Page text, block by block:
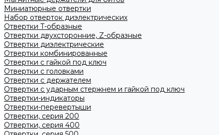
Миниатюрные отвертки
Набор отверток диэлектрических
Отвертки T-образные
Отвертки двухсторонние, Z-образные
Отвертки диэлектрические
Отвертки комбинированные
Отвертки с гайкой под ключ
Отвертки с головками
Отвертки с держателем
Отвертки с ударным стержнем и гайкой под ключ
Отвертки-индикаторы
Отвертки-перевертыши
Отвертки, серия 200
Отвертки, серия 400